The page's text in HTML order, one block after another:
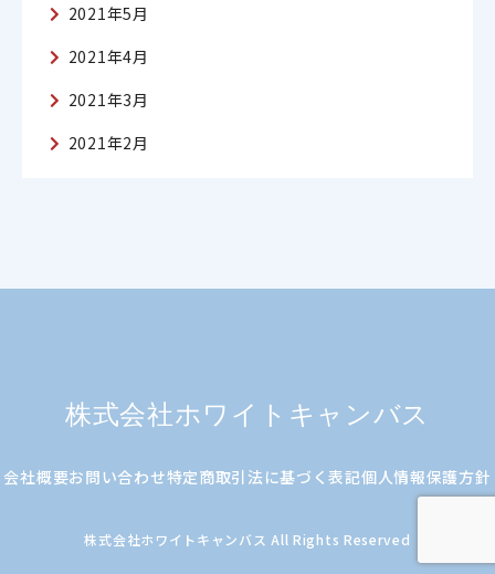
2021年5月
2021年4月
2021年3月
2021年2月
株式会社ホワイトキャンバス
会社概要お問い合わせ特定商取引法に基づく表記個人情報保護方針
株式会社ホワイトキャンバス All Rights Reserved